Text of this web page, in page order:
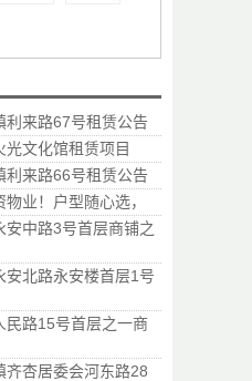
利来路67号租赁公告
文化馆租赁项目
利来路66号租赁公告
业！户型随心选，
中路3号首层商铺之
安北路永安楼首层1号
民路15号首层之一商
齐杏居委会河东路28